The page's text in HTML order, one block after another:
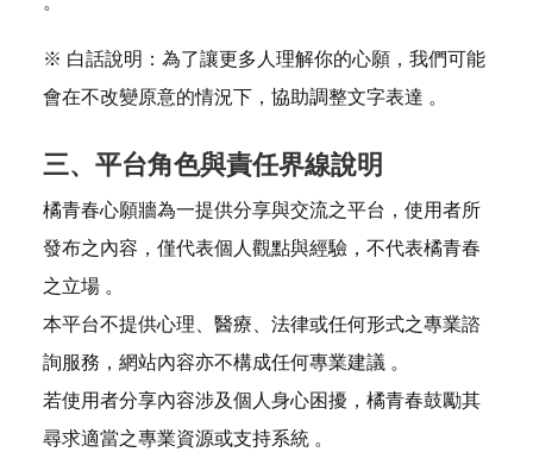
※ 白話說明：為了讓更多人理解你的心願，我們可能
會在不改變原意的情況下，協助調整文字表達 。
三、平台角色與責任界線說明
橘青春心願牆為一提供分享與交流之平台，使用者所
發布之內容，僅代表個人觀點與經驗，不代表橘青春
之立場 。
本平台不提供心理、醫療、法律或任何形式之專業諮
詢服務，網站內容亦不構成任何專業建議 。
若使用者分享內容涉及個人身心困擾，橘青春鼓勵其
尋求適當之專業資源或支持系統 。